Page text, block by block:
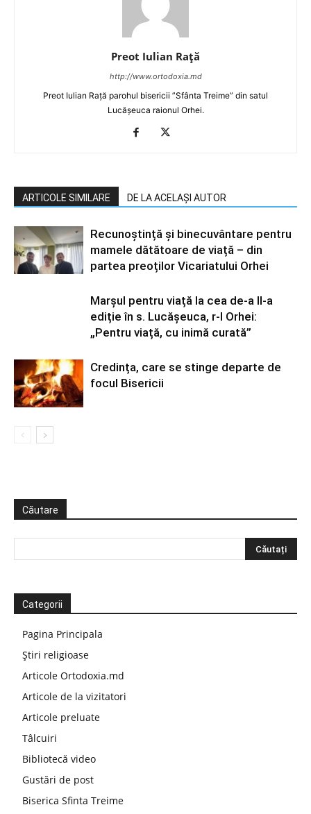
Preot Iulian Raţă
http://www.ortodoxia.md
Preot Iulian Rață parohul bisericii ”Sfânta Treime” din satul
Lucășeuca raionul Orhei.
ARTICOLE SIMILARE DE LA ACELAȘI AUTOR
Recunoștință și binecuvântare pentru
mamele dătătoare de viață – din
partea preoților Vicariatului Orhei
Marșul pentru viață la cea de-a II-a
ediție în s. Lucășeuca, r-l Orhei:
„Pentru viață, cu inimă curată”
Credința, care se stinge departe de
focul Bisericii
Căutare
Categorii
Pagina Principala
Știri religioase
Articole Ortodoxia.md
Articole de la vizitatori
Articole preluate
Tâlcuiri
Bibliotecă video
Gustări de post
Biserica Sfinta Treime